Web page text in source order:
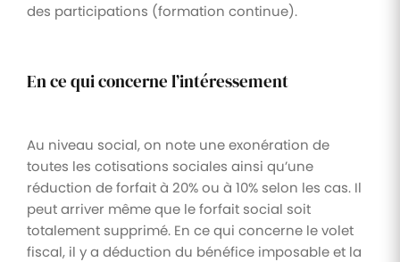
des participations (formation continue).
En ce qui concerne l’intéressement
Au niveau social, on note une exonération de
toutes les cotisations sociales ainsi qu’une
réduction de forfait à 20% ou à 10% selon les cas. Il
peut arriver même que le forfait social soit
totalement supprimé. En ce qui concerne le volet
fiscal, il y a déduction du bénéfice imposable et la